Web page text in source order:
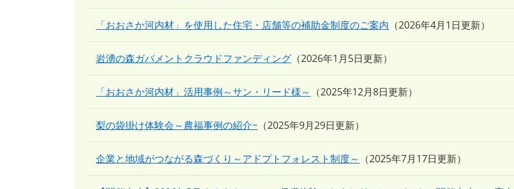
「おおさか河内材」を使用した住宅・店舗等の補助金制度のご案内 2026年4月1日更新
岩湧の森ガバメントクラウドファンディング 2026年1月5日更新
「おおさか河内材」活用事例～サン・リード様～ 2025年12月8日更新
梨の袋掛け体験会～農福事例の紹介~ 2025年9月29日更新
企業と地域がつながる森づくり～アドプトフォレスト制度～ 2025年7月17日更新